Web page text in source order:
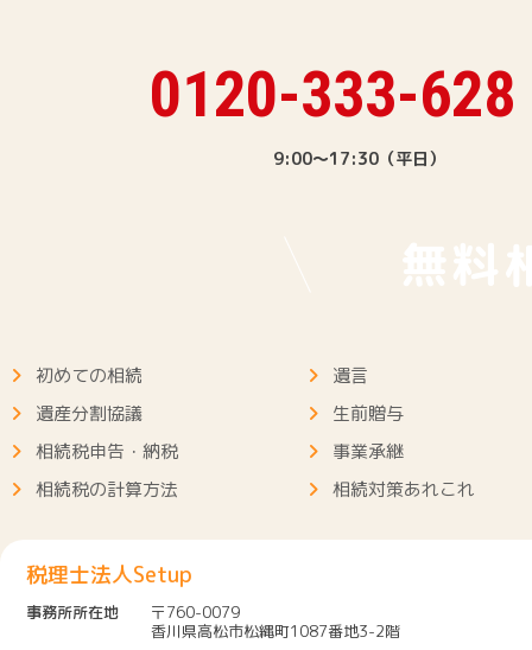
2025.01.06 途中からいろいろ条件が変わって
2024.10.08 説明が分かりやすく、丁寧でした
2024.07.05 良心的な報酬で引き受けてくださ
0120-333-628
9:00～17:30（平日）
無料
初めての相続
遺産分割協議
相続税申告・納税
相続税の計算方法
遺言
生前贈与
事業承継
相続対策あれこれ
税理士法人Setup
事務所所在地
〒760-0079
香川県高松市松縄町1087番地3-2階